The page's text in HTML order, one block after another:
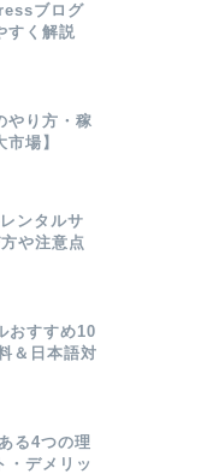
ブログ
すく解説
やり方・稼
場】
ンタルサ
や注意点
おすすめ10
＆日本語対
る4つの理
・デメリッ